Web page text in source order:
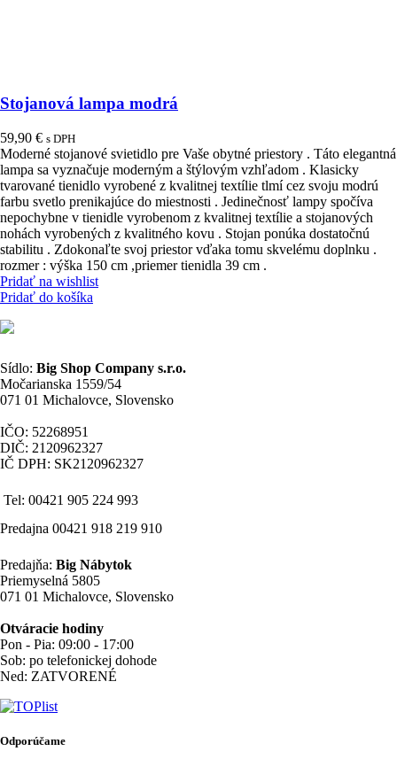
Stojanová lampa modrá
59,90 € s DPH
Moderné stojanové svietidlo pre Vaše obytné priestory . Táto elegantná
lampa sa vyznačuje moderným a štýlovým vzhľadom . Klasicky
tvarované tienidlo vyrobené z kvalitnej textílie tlmí cez svoju modrú
farbu svetlo prenikajúce do miestnosti . Jedinečnosť lampy spočíva
nepochybne v tienidle vyrobenom z kvalitnej textílie a stojanových
nohách vyrobených z kvalitného kovu . Stojan ponúka dostatočnú
stabilitu . Zdokonaľte svoj priestor vďaka tomu skvelému doplnku .
rozmer : výška 150 cm ,priemer tienidla 39 cm .
Pridať na wishlist
Pridať do košíka
Sídlo: Big Shop Company s.r.o.
Močarianska 1559/54
071 01 Michalovce, Slovensko
IČO: 52268951
DIČ: 2120962327
IČ DPH: SK2120962327
Tel: 00421 905 224 993
Predajna 00421 918 219 910
Predajňa: Big Nábytok
Priemyselná 5805
071 01 Michalovce, Slovensko
Otváracie hodiny
Pon - Pia: 09:00 - 17:00
Sob: po telefonickej dohode
Ned: ZATVORENÉ
Odporúčame